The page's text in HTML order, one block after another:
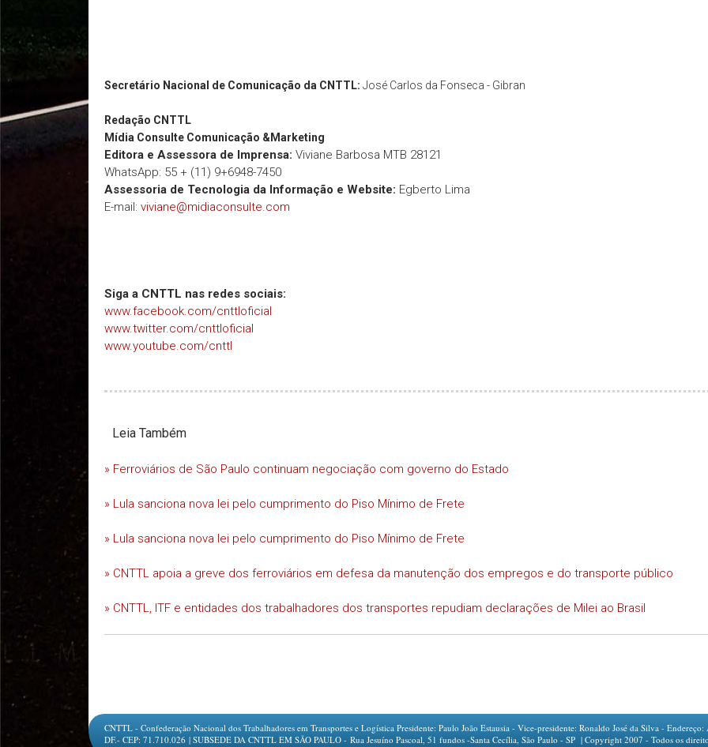
Secretário Nacional de Comunicação da CNTTL: José Carlos da Fonseca - Gibran
Redação CNTTL
Mídia Consulte Comunicação &Marketing
Editora e Assessora de Imprensa: Viviane Barbosa MTB 28121
WhatsApp: 55 + (11) 9+6948-7450
Assessoria de Tecnologia da Informação e Website: Egberto Lima
E-mail: viviane@midiaconsulte.com
Siga a CNTTL nas redes sociais:
www.facebook.com/cnttloficial
www.twitter.com/cnttloficial
www.youtube.com/cnttl
Leia Também
» Ferroviários de São Paulo continuam negociação com governo do Estado
» Lula sanciona nova lei pelo cumprimento do Piso Mínimo de Frete
» Lula sanciona nova lei pelo cumprimento do Piso Mínimo de Frete
» CNTTL apoia a greve dos ferroviários em defesa da manutenção dos empregos e do transporte público
» CNTTL, ITF e entidades dos trabalhadores dos transportes repudiam declarações de Milei ao Brasil
CNTTL - Confederação Nacional dos Trabalhadores em Transportes e Logística Presidente: Paulo João Estausia - Vice-presidente: Ronaldo José da Silva -
DF.- CEP: 71.710.026 | SUBSEDE DA CNTTL EM SÃO PAULO - Rua Jesuíno Pascoal, 51 fundos -Santa Cecília, São Paulo - SP | Copyright 2007 - Todos os